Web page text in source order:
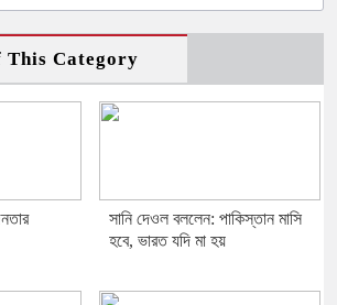
This Category
সানি দেওল বললেন: পাকিস্তান মাসি
হবে, ভারত যদি মা হয়